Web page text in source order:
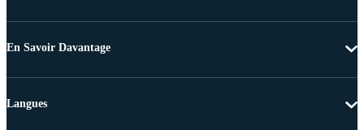
En Savoir Davantage
Langues